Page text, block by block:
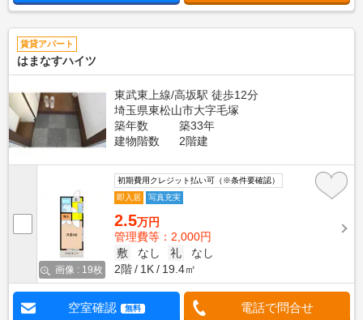
賃貸アパート
はまなすハイツ
東武東上線/高坂駅 徒歩12分
埼玉県東松山市大字毛塚
築年数
築33年
建物階数
2階建
画像 : 19枚
初期費用クレジット払い可（※条件要確認）
即入居
写真充実
2.5万円
管理費等：2,000円
敷
なし 礼
なし
2階
1K 19.4㎡
空室確認 無料 電話で問合せ